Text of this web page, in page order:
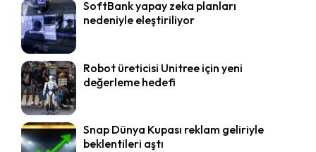
SoftBank yapay zeka planları
nedeniyle eleştiriliyor
Robot üreticisi Unitree için yeni
değerleme hedefi
Snap Dünya Kupası reklam geliriyle
beklentileri aştı